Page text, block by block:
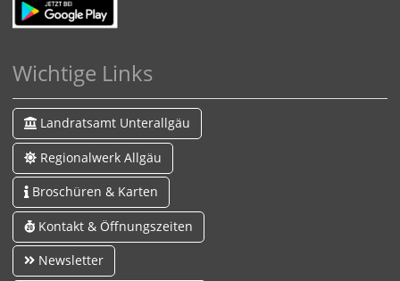
Wichtige Links
Landratsamt Unterallgäu
Regionalwerk Allgäu
Broschüren & Karten
Kontakt & Öffnungszeiten
Newsletter